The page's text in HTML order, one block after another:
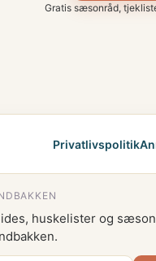
Gratis sæsonråd,
Privatlivspolitik
huskelister og